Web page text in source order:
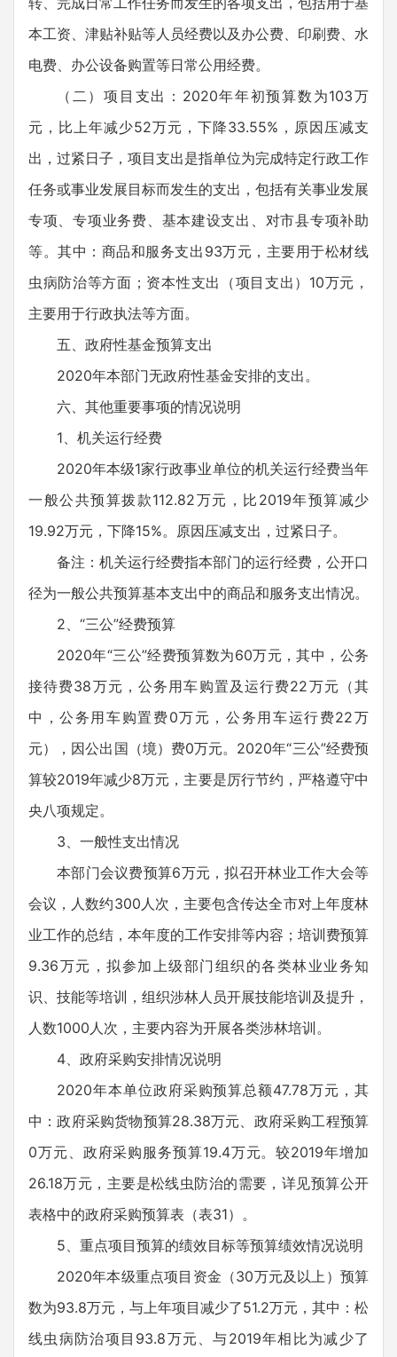
本工资、津贴补贴等人员经费以及办公费、印刷费、水
电费、办公设备购置等日常公用经费。
（二）项目支出：2020年年初预算数为103万
元，比上年减少52万元，下降33.55%，原因压减支
出，过紧日子，项目支出是指单位为完成特定行政工作
任务或事业发展目标而发生的支出，包括有关事业发展
专项、专项业务费、基本建设支出、对市县专项补助
等。其中：商品和服务支出93万元，主要用于松材线
虫病防治等方面；资本性支出（项目支出）10万元，
主要用于行政执法等方面。
五、政府性基金预算支出
2020年本部门无政府性基金安排的支出。
六、其他重要事项的情况说明
1、机关运行经费
2020年本级1家行政事业单位的机关运行经费当年
一般公共预算拨款112.82万元，比2019年预算减少
19.92万元，下降15%。原因压减支出，过紧日子。
备注：机关运行经费指本部门的运行经费，公开口
径为一般公共预算基本支出中的商品和服务支出情况。
2、“三公”经费预算
2020年“三公”经费预算数为60万元，其中，公务
接待费38万元，公务用车购置及运行费22万元（其
中，公务用车购置费0万元，公务用车运行费22万
元），因公出国（境）费0万元。2020年“三公”经费预
算较2019年减少8万元，主要是厉行节约，严格遵守中
央八项规定。
3、一般性支出情况
本部门会议费预算6万元，拟召开林业工作大会等
会议，人数约300人次，主要包含传达全市对上年度林
业工作的总结，本年度的工作安排等内容；培训费预算
9.36万元，拟参加上级部门组织的各类林业业务知
识、技能等培训，组织涉林人员开展技能培训及提升，
人数1000人次，主要内容为开展各类涉林培训。
4、政府采购安排情况说明
2020年本单位政府采购预算总额47.78万元，其
中：政府采购货物预算28.38万元、政府采购工程预算
0万元、政府采购服务预算19.4万元。较2019年增加
26.18万元，主要是松线虫防治的需要，详见预算公开
表格中的政府采购预算表（表31）。
5、重点项目预算的绩效目标等预算绩效情况说明
2020年本级重点项目资金（30万元及以上）预算
数为93.8万元，与上年项目减少了51.2万元，其中：松
线虫病防治项目93.8万元、与2019年相比为减少了